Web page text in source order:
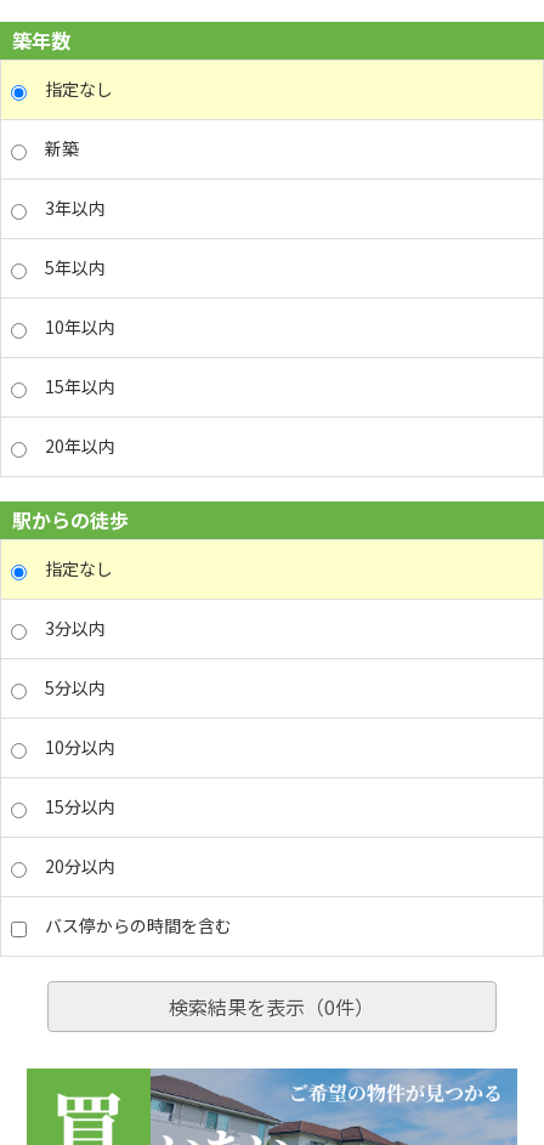
築年数
指定なし
新築
3年以内
5年以内
10年以内
15年以内
20年以内
駅からの徒歩
指定なし
3分以内
5分以内
10分以内
15分以内
20分以内
バス停からの時間を含む
検索結果を表示（0件）